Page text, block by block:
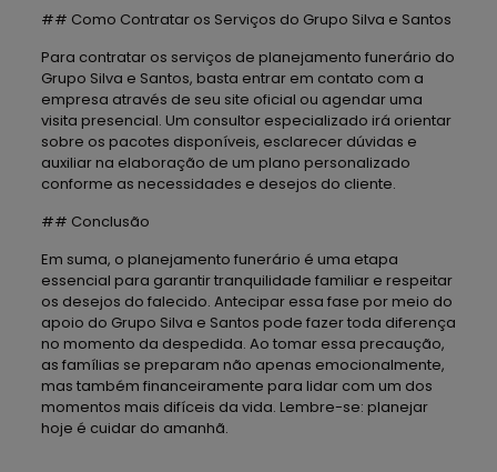
## Como Contratar os Serviços do Grupo Silva e Santos
Para contratar os serviços de planejamento funerário do
Grupo Silva e Santos, basta entrar em contato com a
empresa através de seu site oficial ou agendar uma
visita presencial. Um consultor especializado irá orientar
sobre os pacotes disponíveis, esclarecer dúvidas e
auxiliar na elaboração de um plano personalizado
conforme as necessidades e desejos do cliente.
## Conclusão
Em suma, o planejamento funerário é uma etapa
essencial para garantir tranquilidade familiar e respeitar
os desejos do falecido. Antecipar essa fase por meio do
apoio do Grupo Silva e Santos pode fazer toda diferença
no momento da despedida. Ao tomar essa precaução,
as famílias se preparam não apenas emocionalmente,
mas também financeiramente para lidar com um dos
momentos mais difíceis da vida. Lembre-se: planejar
hoje é cuidar do amanhã.